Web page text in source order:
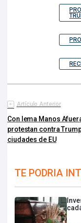
Artículo Anterior
Con lema Manos
protestan contra
ciudades de EU
TE PODRIA